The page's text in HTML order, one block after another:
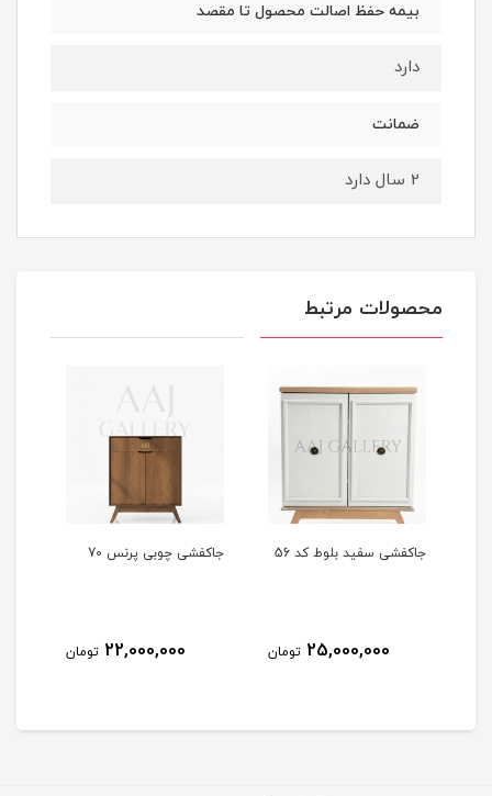
بیمه حفظ اصالت محصول تا مقصد
دارد
ضمانت
2 سال دارد
محصولات مرتبط
جاکفشی سفید بلوط کد 56
25,000,000 تومان
جاکفشی چوبی پرنس 70
22,000,000 تومان